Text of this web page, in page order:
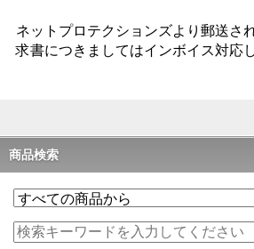
ネットプロテクションズより郵送さ
求書につきましてはインボイス対応
商品検索